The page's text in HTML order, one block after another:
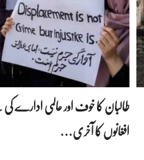
طالبان کا خوف اور عالمی
افغانوں کا آخری…